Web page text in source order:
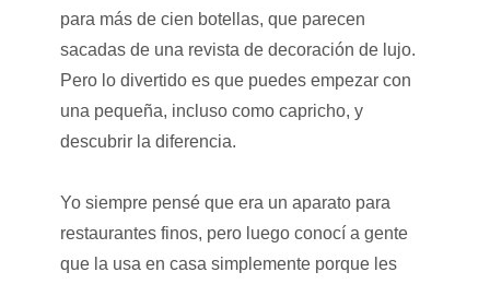
para más de cien botellas, que parecen
sacadas de una revista de decoración de lujo.
Pero lo divertido es que puedes empezar con
una pequeña, incluso como capricho, y
descubrir la diferencia.
Yo siempre pensé que era un aparato para
restaurantes finos, pero luego conocí a gente
que la usa en casa simplemente porque les